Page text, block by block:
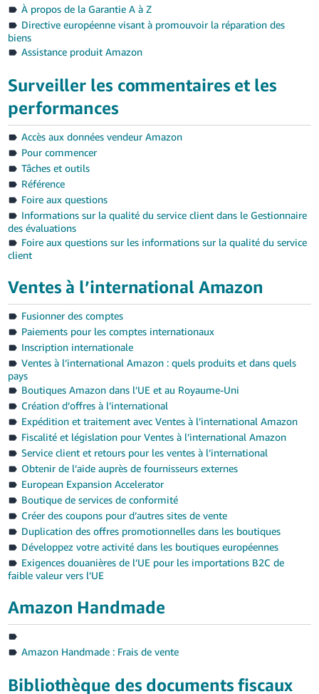
À propos de la Garantie A à Z
Directive européenne visant à promouvoir la réparation des
biens
Assistance produit Amazon
Surveiller les commentaires et les
performances
Accès aux données vendeur Amazon
Pour commencer
Tâches et outils
Référence
Foire aux questions
Informations sur la qualité du service client dans le Gestionnaire
des évaluations
Foire aux questions sur les informations sur la qualité du service
client
Ventes à l’international Amazon
Fusionner des comptes
Paiements pour les comptes internationaux
Inscription internationale
Ventes à l’international Amazon : quels produits et dans quels
pays
Boutiques Amazon dans l’UE et au Royaume-Uni
Création d’offres à l’international
Expédition et traitement avec Ventes à l’international Amazon
Fiscalité et législation pour Ventes à l’international Amazon
Service client et retours pour les ventes à l’international
Obtenir de l’aide auprès de fournisseurs externes
European Expansion Accelerator
Boutique de services de conformité
Créer des coupons pour d’autres sites de vente
Duplication des offres promotionnelles dans les boutiques
Développez votre activité dans les boutiques européennes
Exigences douanières de l’UE pour les importations B2C de
faible valeur vers l’UE
Amazon Handmade
Amazon Handmade : Frais de vente
Bibliothèque des documents fiscaux